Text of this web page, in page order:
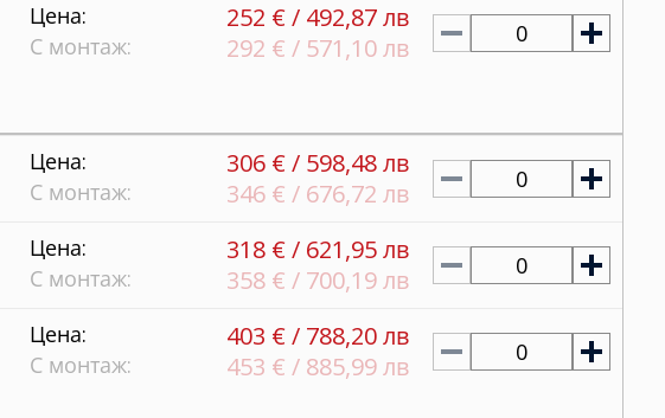
Цена: 252 € / 492,87 лв
С монтаж: 292 € / 571,10 лв 0
Цена: 306 € / 598,48 лв
С монтаж: 346 € / 676,72 лв 0
Цена: 318 € / 621,95 лв
С монтаж: 358 € / 700,19 лв 0
Цена: 403 € / 788,20 лв
С монтаж: 453 € / 885,99 лв 0